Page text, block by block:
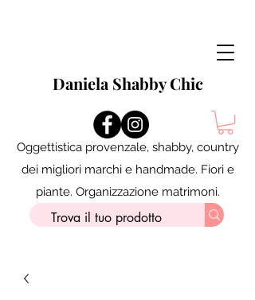
Daniela Shabby Chic
Oggettistica provenzale, shabby, country
dei migliori marchi e handmade. Fiori e
piante. Organizzazione matrimoni.